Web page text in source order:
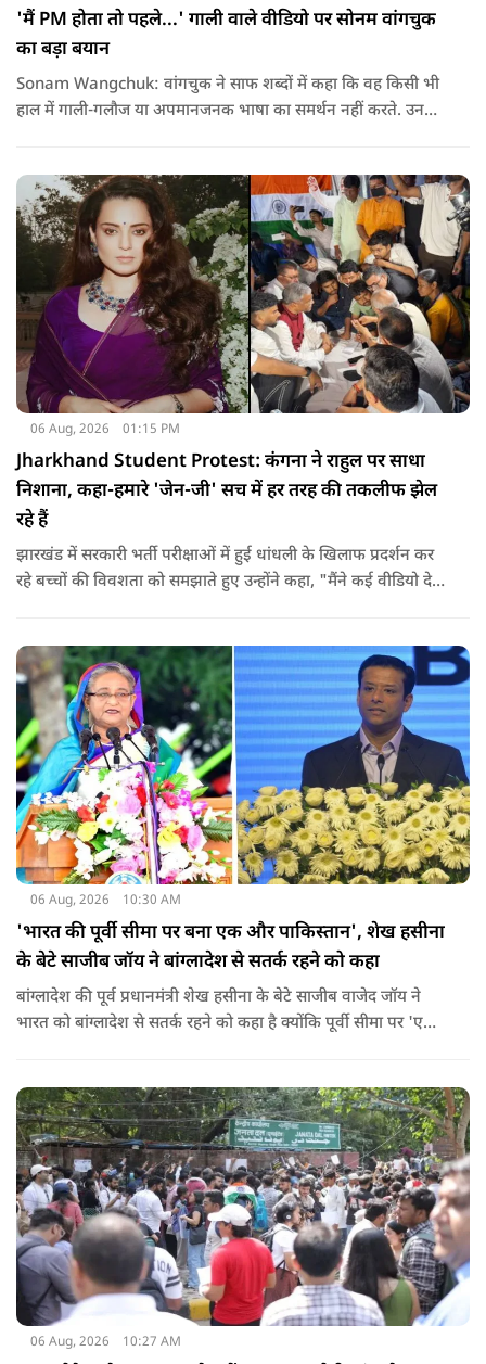
'मैं PM होता तो पहले...' गाली वाले वीडियो पर सोनम वांगचुक
का बड़ा बयान
Sonam Wangchuk: वांगचुक ने साफ शब्दों में कहा कि वह किसी भी
हाल में गाली-गलौज या अपमानजनक भाषा का समर्थन नहीं करते. उनका
06 Aug, 2026 01:15 PM
Jharkhand Student Protest: कंगना ने राहुल पर साधा
निशाना, कहा-हमारे 'जेन-जी' सच में हर तरह की तकलीफ झेल
रहे हैं
झारखंड में सरकारी भर्ती परीक्षाओं में हुई धांधली के खिलाफ प्रदर्शन कर
रहे बच्चों की विवशता को समझाते हुए उन्होंने कहा, "मैंने कई वीडियो देखे
यहां तक गंभीर हैं कि बच्चों के पास ऑनलाइन फूड नहीं जा पा रहा है. ऐसी
स्थिति में राहुल गांधी वहां नहीं पहुंच रहे हैं.
06 Aug, 2026 10:30 AM
'भारत की पूर्वी सीमा पर बना एक और पाकिस्तान', शेख हसीना
के बेटे साजीब जॉय ने बांग्लादेश से सतर्क रहने को कहा
बांग्लादेश की पूर्व प्रधानमंत्री शेख हसीना के बेटे साजीब वाजेद जॉय ने
भारत को बांग्लादेश से सतर्क रहने को कहा है क्योंकि पूर्वी सीमा पर 'एक
होना चाहिए.
06 Aug, 2026 10:27 AM